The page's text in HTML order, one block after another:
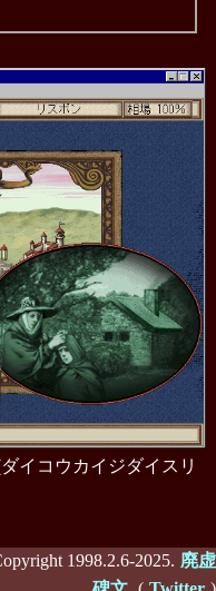
イコウカイジダイスリ
1998.2.6-2025. 廃虚